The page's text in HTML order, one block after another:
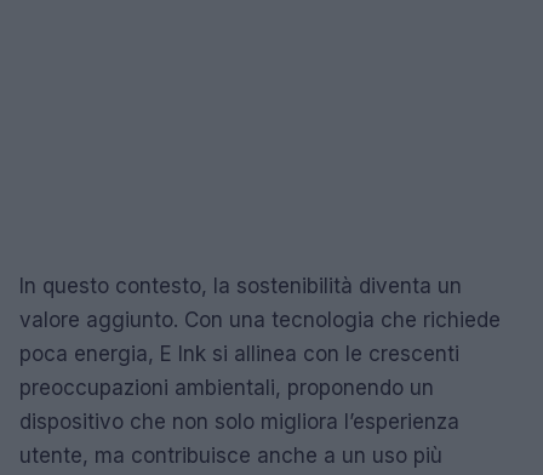
In questo contesto, la sostenibilità diventa un
valore aggiunto. Con una tecnologia che richiede
poca energia, E Ink si allinea con le crescenti
preoccupazioni ambientali, proponendo un
dispositivo che non solo migliora l’esperienza
utente, ma contribuisce anche a un uso più